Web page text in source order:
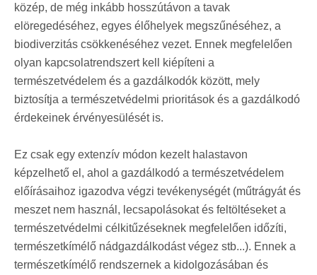
közép, de még inkább hosszútávon a tavak
elöregedéséhez, egyes élőhelyek megszűnéséhez, a
biodiverzitás csökkenéséhez vezet. Ennek megfelelően
olyan kapcsolatrendszert kell kiépíteni a
természetvédelem és a gazdálkodók között, mely
biztosítja a természetvédelmi prioritások és a gazdálkodó
érdekeinek érvényesülését is.
Ez csak egy extenzív módon kezelt halastavon
képzelhető el, ahol a gazdálkodó a természetvédelem
előírásaihoz igazodva végzi tevékenységét (műtrágyát és
meszet nem használ, lecsapolásokat és feltöltéseket a
természetvédelmi célkitűzéseknek megfelelően időzíti,
természetkímélő nádgazdálkodást végez stb...). Ennek a
természetkímélő rendszernek a kidolgozásában és